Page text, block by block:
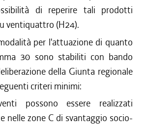
di reperire tali prodotti
ventiquattro (H24).
per l'attuazione di quanto
30 sono stabiliti con bando
della Giunta regionale
criteri minimi:
possono essere realizzati
nelle zone C di svantaggio socio-